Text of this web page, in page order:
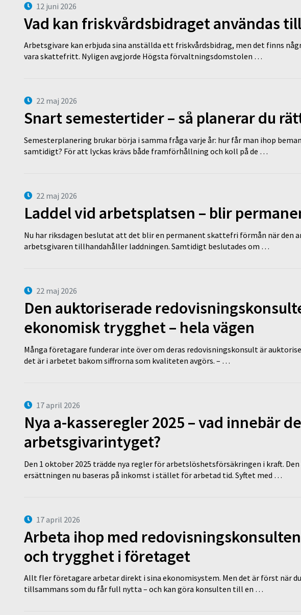
12 juni 2026
Vad kan friskvårdsbidraget användas
Arbetsgivare kan erbjuda sina anställda ett friskvårdsbidrag, men det finns
vara skattefritt. Nyligen avgjorde Högsta förvaltningsdomstolen …
22 maj 2026
Snart semestertider – så planerar du
Semesterplanering brukar börja i samma fråga varje år: hur får man ihop
samtidigt? För att lyckas krävs både framförhållning och koll på de …
22 maj 2026
Laddel vid arbetsplatsen – blir
Nu har riksdagen beslutat att det blir en permanent skattefri förmån när den
arbetsgivaren tillhandahåller laddningen. Samtidigt beslutades om …
22 maj 2026
Den auktoriserade
ekonomisk trygghet – hela vägen
Många företagare funderar inte över om deras redovisningskonsult är
det är i arbetet bakom siffrorna som kvaliteten avgörs. – …
17 april 2026
Nya a-kasseregler 2025 – vad innebär
arbetsgivarintyget?
Den 1 oktober 2025 trädde nya regler för arbetslöshetsförsäkringen i kraft.
ersättningen nu baseras på inkomst i stället för arbetad tid. Syftet med …
17 april 2026
Arbeta ihop med
och trygghet i företaget
Allt fler företagare arbetar direkt i sina ekonomisystem. Men det är först när
tillsammans som du får full nytta – och kan göra konsulten till en …